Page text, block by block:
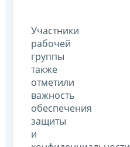
Участники
рабочей
группы
также
отметили
важность
обеспечения
защиты
и